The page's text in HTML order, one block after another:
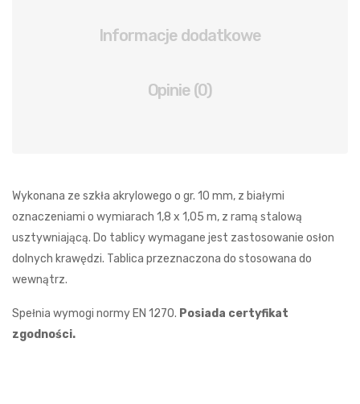
Informacje dodatkowe
Opinie (0)
Wykonana ze szkła akrylowego o gr. 10 mm, z białymi
oznaczeniami o wymiarach 1,8 x 1,05 m, z ramą stalową
usztywniającą. Do tablicy wymagane jest zastosowanie osłon
dolnych krawędzi. Tablica przeznaczona do stosowana do
wewnątrz.
Spełnia wymogi normy EN 1270. Posiada certyfikat
zgodności.